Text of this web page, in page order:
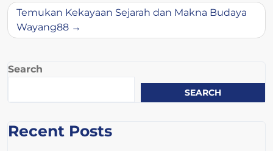
Temukan Kekayaan Sejarah dan Makna Budaya
Wayang88
Search
SEARCH
Recent Posts